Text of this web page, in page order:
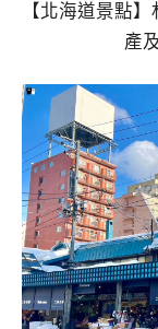
【北海道景點
產